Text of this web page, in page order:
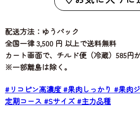
配送方法：ゆうパック
全国一律 3,500 円 以上で送料無料
カート画面で、チルド便（冷蔵）585円
※一部離島は除く。
#リコピン高濃度#果肉しっかり #果肉
定期コース #Sサイズ#主力品種